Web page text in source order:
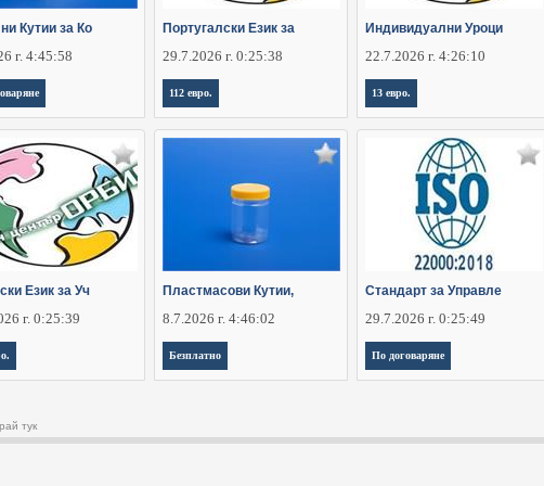
Кутии за Ко
г. 4:45:58
Португалски Език за
29.7.2026 г. 0:25:38
112 евро.
Индивидуални Уроци
22.7.2026 г. 4:26:10
13 евро.
Език за Уч
г. 0:25:39
Пластмасови Кутии,
8.7.2026 г. 4:46:02
Безплатно
Стандарт за Управле
29.7.2026 г. 0:25:49
По договаряне
тук